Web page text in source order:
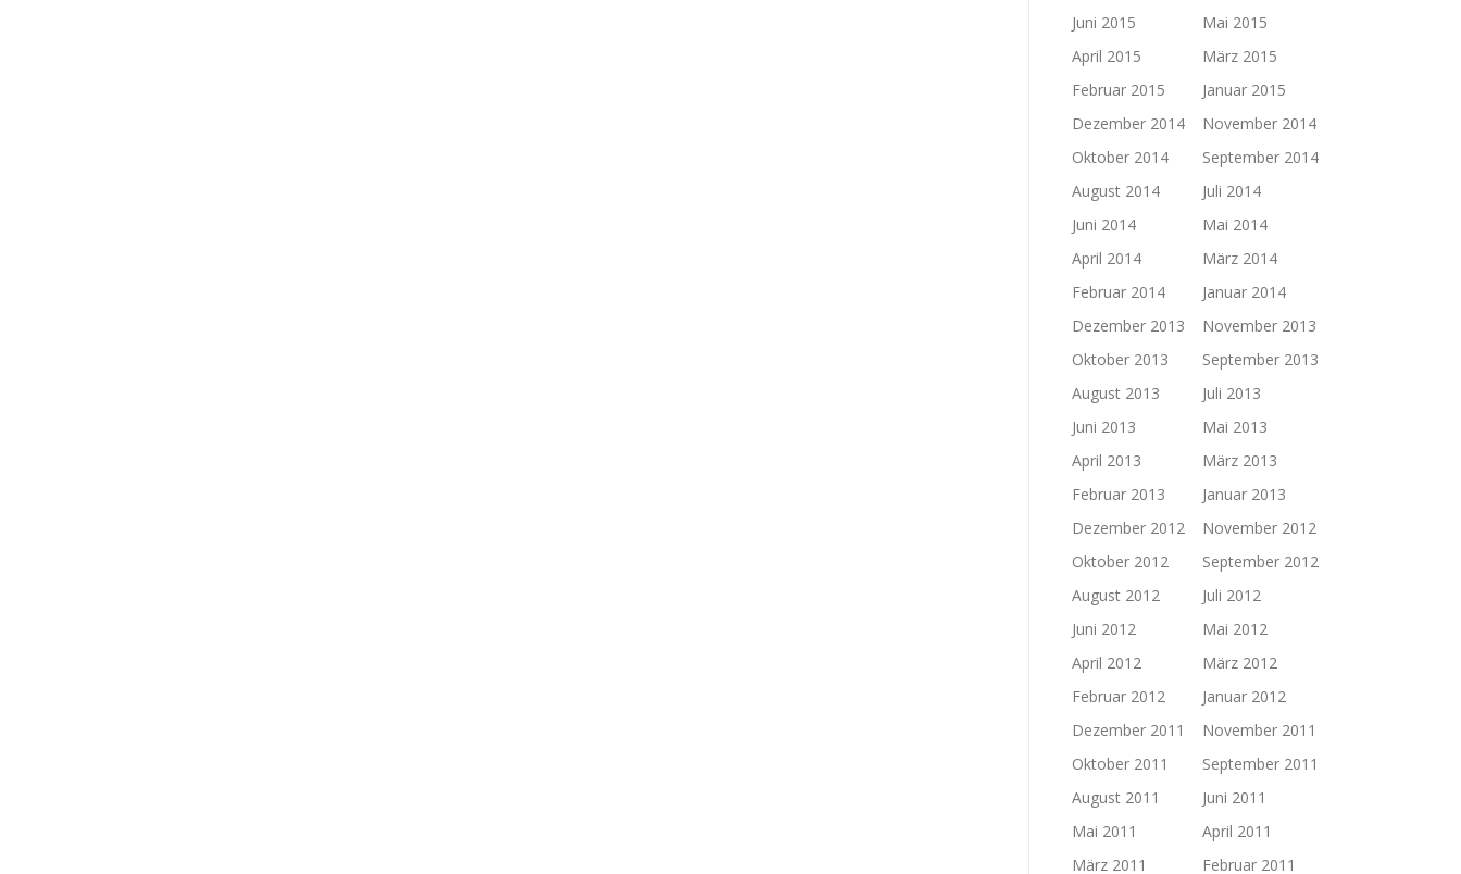
Juni 2015
Mai 2015
April 2015
März 2015
Februar 2015
Januar 2015
Dezember 2014
November 2014
Oktober 2014
September 2014
August 2014
Juli 2014
Juni 2014
Mai 2014
April 2014
März 2014
Februar 2014
Januar 2014
Dezember 2013
November 2013
Oktober 2013
September 2013
August 2013
Juli 2013
Juni 2013
Mai 2013
April 2013
März 2013
Februar 2013
Januar 2013
Dezember 2012
November 2012
Oktober 2012
September 2012
August 2012
Juli 2012
Juni 2012
Mai 2012
April 2012
März 2012
Februar 2012
Januar 2012
Dezember 2011
November 2011
Oktober 2011
September 2011
August 2011
Juni 2011
Mai 2011
April 2011
März 2011
Februar 2011